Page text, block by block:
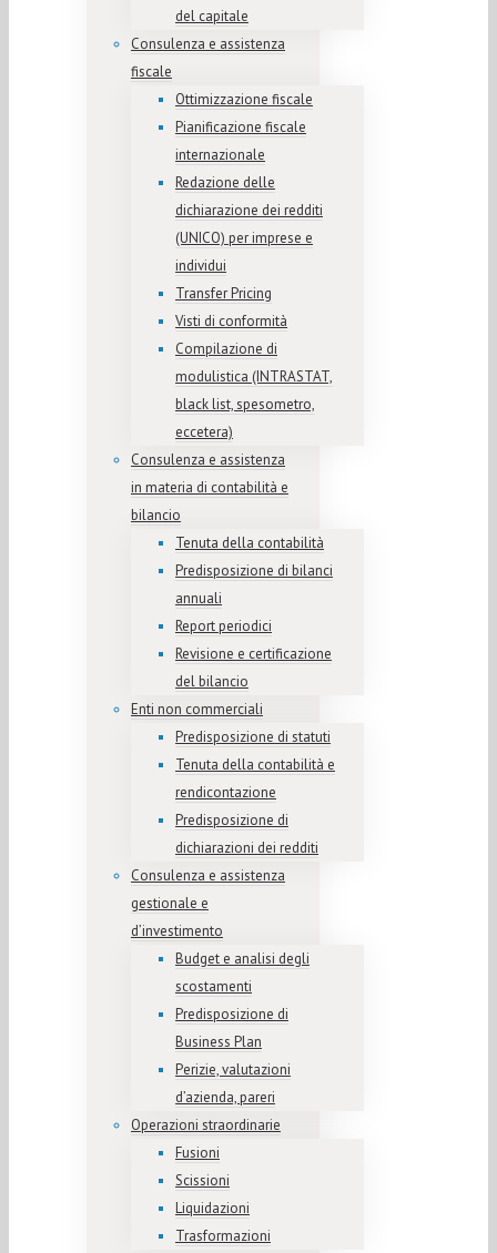
del capitale
Consulenza e assistenza
fiscale
Ottimizzazione fiscale
Pianificazione fiscale
internazionale
Redazione delle
dichiarazione dei redditi
(UNICO) per imprese e
individui
Transfer Pricing
Visti di conformità
Compilazione di
modulistica (INTRASTAT,
black list, spesometro,
eccetera)
Consulenza e assistenza
in materia di contabilità e
bilancio
Tenuta della contabilità
Predisposizione di bilanci
annuali
Report periodici
Revisione e certificazione
del bilancio
Enti non commerciali
Predisposizione di statuti
Tenuta della contabilità e
rendicontazione
Predisposizione di
dichiarazioni dei redditi
Consulenza e assistenza
gestionale e
d’investimento
Budget e analisi degli
scostamenti
Predisposizione di
Business Plan
Perizie, valutazioni
d’azienda, pareri
Operazioni straordinarie
Fusioni
Scissioni
Liquidazioni
Trasformazioni